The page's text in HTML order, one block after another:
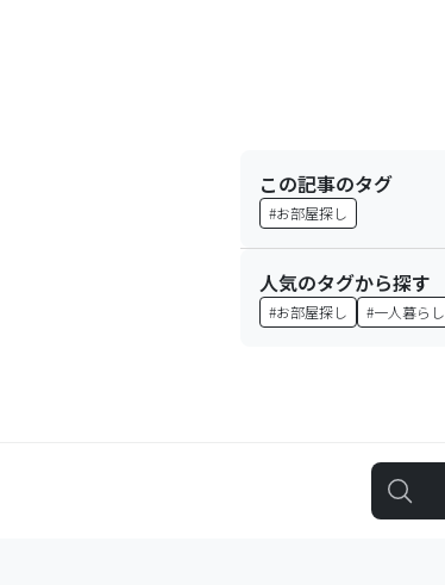
この記事のタグ
#お部屋探し
人気のタグから探す
#お部屋探し #一人暮らし